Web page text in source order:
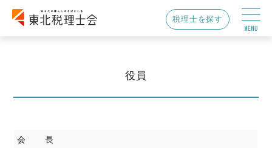
税理士を探す
役員
会 長